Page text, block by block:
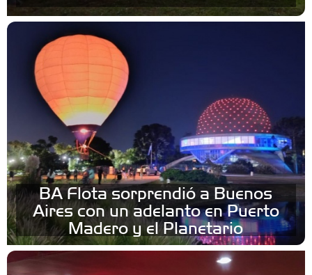
BA Flota sorprendió a Buenos
Aires con un adelanto en Puerto
Madero y el Planetario